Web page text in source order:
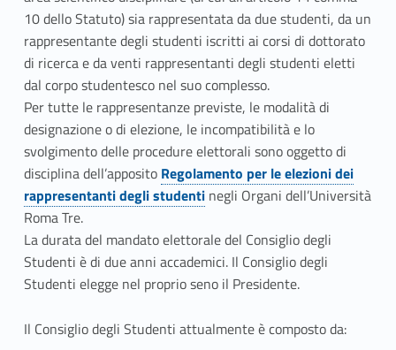
i
S
t
u
d
e
n
t
i
10 dello Statuto) sia rappresentata da due studenti, da un
rappresentante degli studenti iscritti ai corsi di dottorato
di ricerca e da venti rappresentanti degli studenti eletti
dal corpo studentesco nel suo complesso.
Per tutte le rappresentanze previste, le modalità di
designazione o di elezione, le incompatibilità e lo
svolgimento delle procedure elettorali sono oggetto di
disciplina dell’apposito
Link identifier #identifier__51407-2
Regolamento per le elezioni dei
rappresentanti degli studentinegli Organi dell’Università
Roma Tre.
La durata del mandato elettorale del Consiglio degli
Studenti è di due anni accademici. Il Consiglio degli
Studenti elegge nel proprio seno il Presidente.
Il Consiglio degli Studenti attualmente è composto da: